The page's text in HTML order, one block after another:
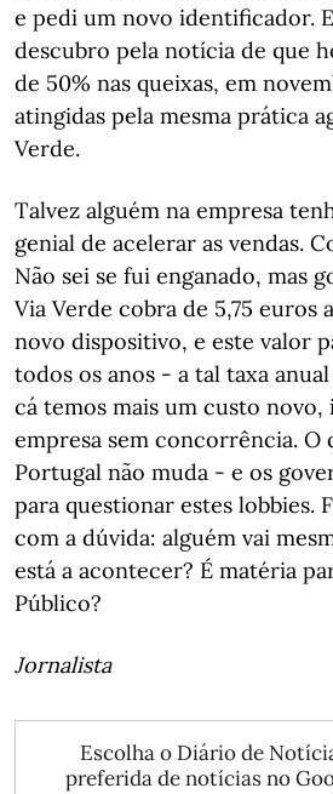
e pedi um novo identificador.
descubro pela notícia de que
de 50% nas queixas, em
atingidas pela mesma prática
Verde.
Talvez alguém na empresa
genial de acelerar as vendas.
Não sei se fui enganado, mas
Via Verde cobra de 5,75 euros
novo dispositivo, e este valor
todos os anos - a tal taxa
cá temos mais um custo
empresa sem concorrência. O
Portugal não muda - e os
para questionar estes lobbies.
com a dúvida: alguém vai
está a acontecer? É matéria
Público?
Jornalista
Escolha o Diário de
preferida de notícias no